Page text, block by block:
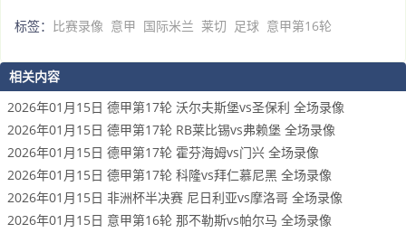
标签： 比赛录像 意甲 国际米兰 莱切 足球 意甲第16轮
相关内容
2026年01月15日 德甲第17轮 沃尔夫斯堡vs圣保利 全场录像
2026年01月15日 德甲第17轮 RB莱比锡vs弗赖堡 全场录像
2026年01月15日 德甲第17轮 霍芬海姆vs门兴 全场录像
2026年01月15日 德甲第17轮 科隆vs拜仁慕尼黑 全场录像
2026年01月15日 非洲杯半决赛 尼日利亚vs摩洛哥 全场录像
2026年01月15日 意甲第16轮 那不勒斯vs帕尔马 全场录像